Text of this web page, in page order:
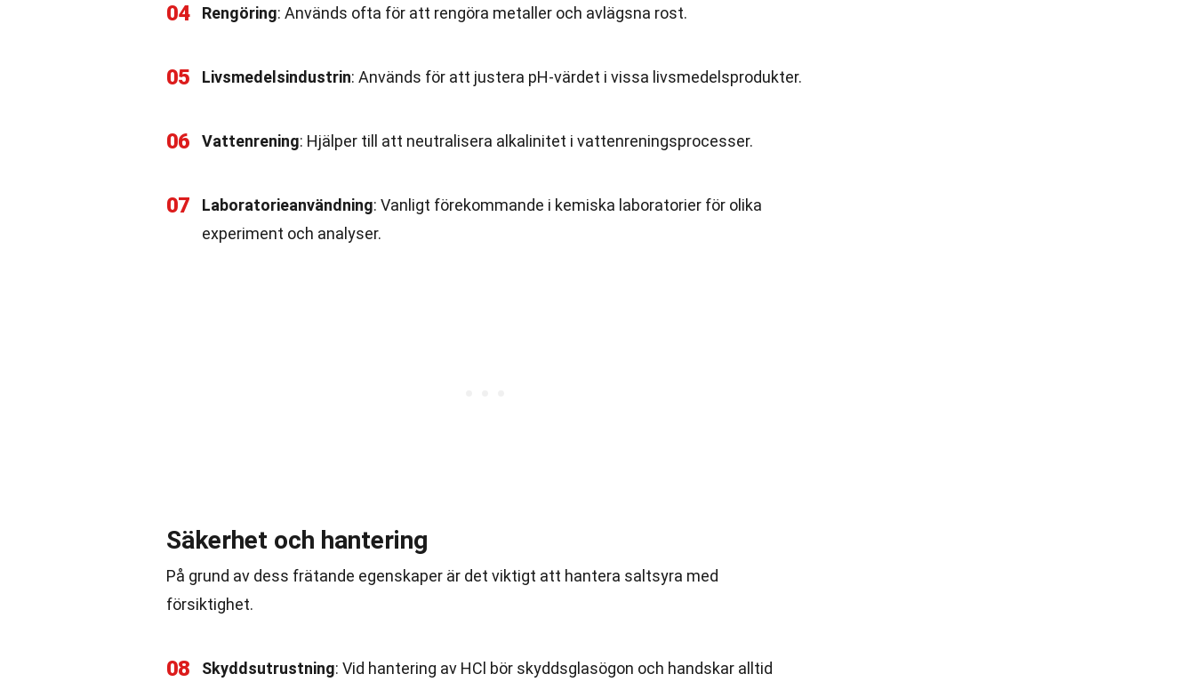
04 Rengöring: Används ofta för att rengöra metaller och avlägsna rost.
05 Livsmedelsindustrin: Används för att justera pH-värdet i vissa livsmedelsprodukter.
06 Vattenrening: Hjälper till att neutralisera alkalinitet i vattenreningsprocesser.
07 Laboratorieanvändning: Vanligt förekommande i kemiska laboratorier för olika
experiment och analyser.
Säkerhet och hantering
På grund av dess frätande egenskaper är det viktigt att hantera saltsyra med
försiktighet.
08 Skyddsutrustning: Vid hantering av HCl bör skyddsglasögon och handskar alltid